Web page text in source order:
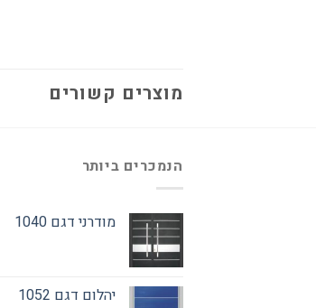
מוצרים קשורים
הנמכרים ביותר
מודרני דגם 1040
יהלום דגם 1052